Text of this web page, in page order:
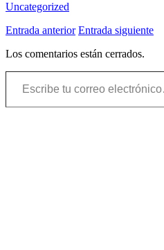
Uncategorized
Entrada anterior Entrada siguiente
Los comentarios están cerrados.
Escribe tu correo electrónico…